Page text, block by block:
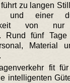
zu langen
und einer
von
Rund fünf
Material
fit
intelligenten